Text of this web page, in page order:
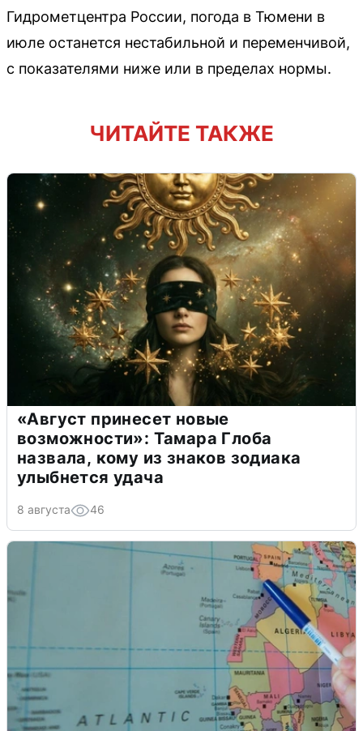
Гидрометцентра России, погода в Тюмени в
июле останется нестабильной и переменчивой,
с показателями ниже или в пределах нормы.
ЧИТАЙТЕ ТАКЖЕ
«Август принесет новые
возможности»: Тамара Глоба
назвала, кому из знаков зодиака
улыбнется удача
8 августа 46